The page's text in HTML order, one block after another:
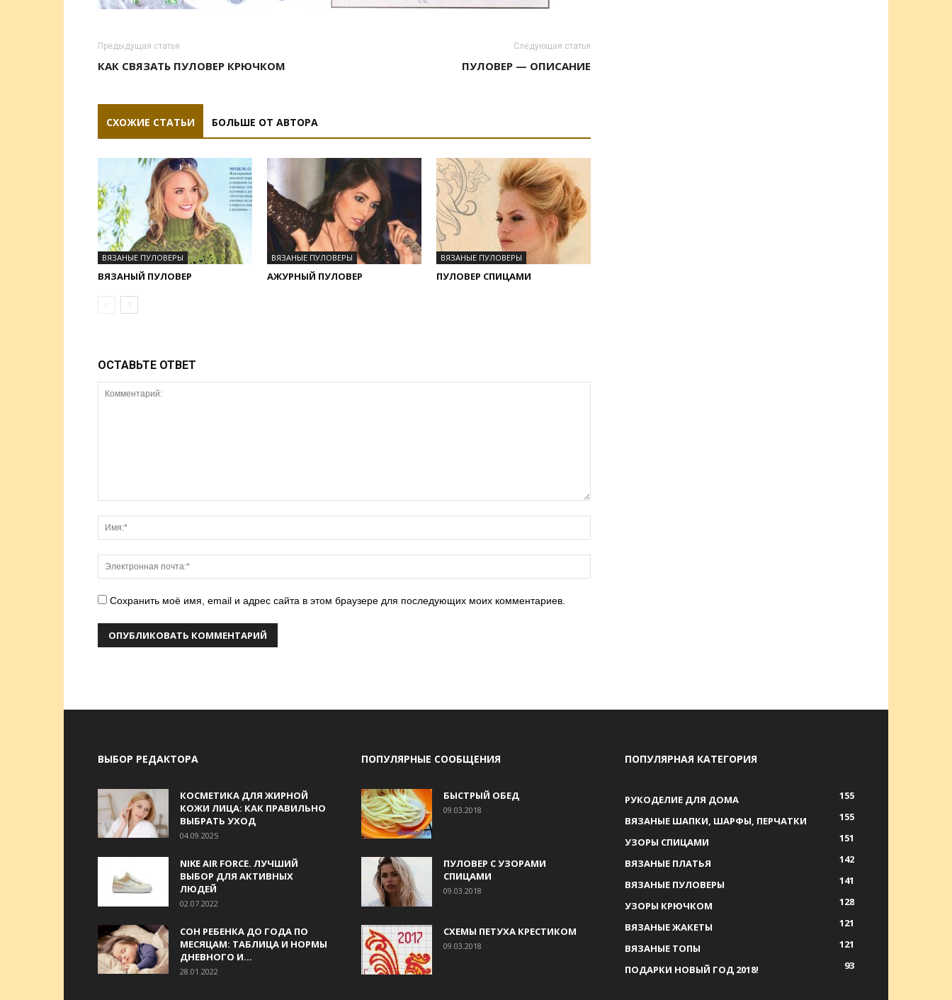
Предыдущая статья
КАК СВЯЗАТЬ ПУЛОВЕР КРЮЧКОМ
Следующая статья
ПУЛОВЕР — ОПИСАНИЕ
СХОЖИЕ СТАТЬИ БОЛЬШЕ ОТ АВТОРА
ВЯЗАНЫЕ ПУЛОВЕРЫ
ВЯЗАНЫЙ ПУЛОВЕР
ВЯЗАНЫЕ ПУЛОВЕРЫ
АЖУРНЫЙ ПУЛОВЕР
ВЯЗАНЫЕ ПУЛОВЕРЫ
ПУЛОВЕР СПИЦАМИ
ОСТАВЬТЕ ОТВЕТ
Сохранить моё имя, email и адрес сайта в этом браузере для последующих моих комментариев.
ВЫБОР РЕДАКТОРА
КОСМЕТИКА ДЛЯ ЖИРНОЙ
КОЖИ ЛИЦА: КАК ПРАВИЛЬНО
ВЫБРАТЬ УХОД
04.09.2025
NIKE AIR FORCE. ЛУЧШИЙ
ВЫБОР ДЛЯ АКТИВНЫХ
ЛЮДЕЙ
02.07.2022
СОН РЕБЕНКА ДО ГОДА ПО
МЕСЯЦАМ: ТАБЛИЦА И НОРМЫ
ДНЕВНОГО И...
28.01.2022
ПОПУЛЯРНЫЕ СООБЩЕНИЯ
БЫСТРЫЙ ОБЕД
09.03.2018
ПУЛОВЕР С УЗОРАМИ
СПИЦАМИ
09.03.2018
СХЕМЫ ПЕТУХА КРЕСТИКОМ
09.03.2018
ПОПУЛЯРНАЯ КАТЕГОРИЯ
РУКОДЕЛИЕ ДЛЯ ДОМА
155
ВЯЗАНЫЕ ШАПКИ, ШАРФЫ, ПЕРЧАТКИ
155
УЗОРЫ СПИЦАМИ
151
ВЯЗАНЫЕ ПЛАТЬЯ
142
ВЯЗАНЫЕ ПУЛОВЕРЫ
141
УЗОРЫ КРЮЧКОМ
128
ВЯЗАНЫЕ ЖАКЕТЫ
121
ВЯЗАНЫЕ ТОПЫ
121
ПОДАРКИ НОВЫЙ ГОД 2018!
93